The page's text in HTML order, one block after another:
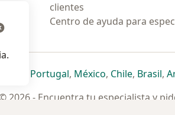
clientes
Centro de ayuda para
pestañapestaña
abre en una nueva pestaña
se abre en una nueva pestaña
Portugalse abre en una nueva
, Méxicose abre en una
, Chilese abre
, Brasilse
,
2026 - Encuentra tu especialista y